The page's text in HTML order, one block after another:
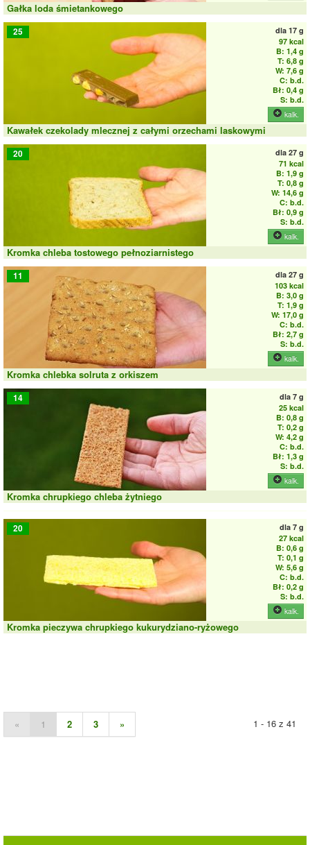
Gałka loda śmietankowego
25 dla 17 g
97 kcal
B: 1,4 g
T: 6,8 g
W: 7,6 g
C: b.d.
Bł: 0,4 g
S: b.d.
kalk.
Kawałek czekolady mlecznej z całymi orzechami laskowymi
20 dla 27 g
71 kcal
B: 1,9 g
T: 0,8 g
W: 14,6 g
C: b.d.
Bł: 0,9 g
S: b.d.
kalk.
Kromka chleba tostowego pełnoziarnistego
11 dla 27 g
103 kcal
B: 3,0 g
T: 1,9 g
W: 17,0 g
C: b.d.
Bł: 2,7 g
S: b.d.
kalk.
Kromka chlebka solruta z orkiszem
14 dla 7 g
25 kcal
B: 0,8 g
T: 0,2 g
W: 4,2 g
C: b.d.
Bł: 1,3 g
S: b.d.
kalk.
Kromka chrupkiego chleba żytniego
20 dla 7 g
27 kcal
B: 0,6 g
T: 0,1 g
W: 5,6 g
C: b.d.
Bł: 0,2 g
S: b.d.
kalk.
Kromka pieczywa chrupkiego kukurydziano-ryżowego
« 1 2 3 » 1 - 16 z 41